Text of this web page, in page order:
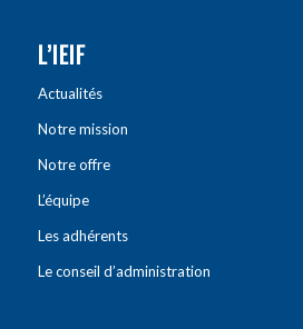
L’IEIF
Actualités
Notre mission
Notre offre
L’équipe
Les adhérents
Le conseil d’administration